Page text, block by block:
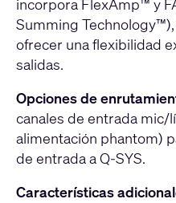
Summing
ofrecer una flexibilidad
salidas.
Opciones de
canales de entrada mic/
alimentación phantom)
de entrada a Q-SYS.
Características